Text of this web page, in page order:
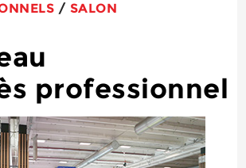
/ SALON
professionnel